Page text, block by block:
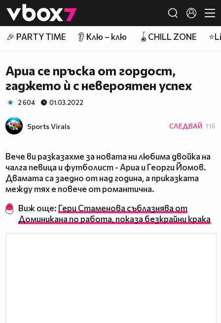
👾
🎉 PARTY TIME 👂 Клю – клю 🪀CHILL ZONE
Ариа се пръска от гордост,
гаджето ѝ с невероятен успех
2 604 01.03.2022
Sports Virals СЛЕДВАЙ 116
Вече ви разказахме за новата ни любима двойка на
чалга певица и футболист - Ариа и Георги Йомов.
Двамата са заедно от над година, а приказката
между тях е повече от романтична.
Виж още: Гери Стаменова съблазнява от
Доминикана по работа, показа безкрайни крака